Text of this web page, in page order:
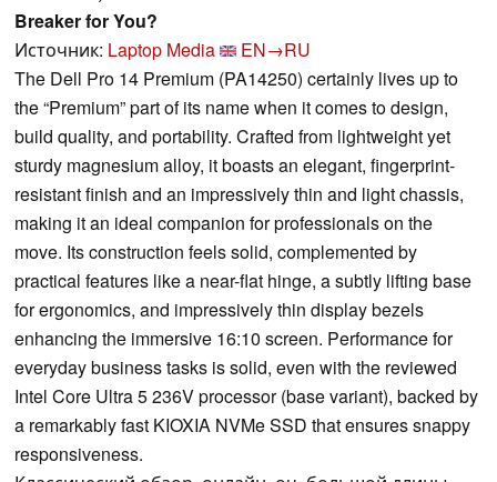
Breaker for You?
Источник: Laptop Media
EN→RU
The Dell Pro 14 Premium (PA14250) certainly lives up to
the “Premium” part of its name when it comes to design,
build quality, and portability. Crafted from lightweight yet
sturdy magnesium alloy, it boasts an elegant, fingerprint-
resistant finish and an impressively thin and light chassis,
making it an ideal companion for professionals on the
move. Its construction feels solid, complemented by
practical features like a near-flat hinge, a subtly lifting base
for ergonomics, and impressively thin display bezels
enhancing the immersive 16:10 screen. Performance for
everyday business tasks is solid, even with the reviewed
Intel Core Ultra 5 236V processor (base variant), backed by
a remarkably fast KIOXIA NVMe SSD that ensures snappy
responsiveness.